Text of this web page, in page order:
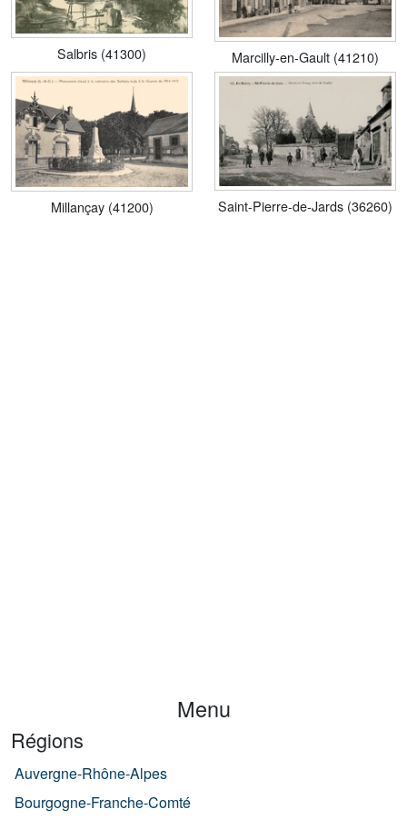
Salbris (41300) Marcilly-en-Gault (41210)
Millançay (41200) Saint-Pierre-de-Jards (36260)
Menu
Régions
Auvergne-Rhône-Alpes
Bourgogne-Franche-Comté